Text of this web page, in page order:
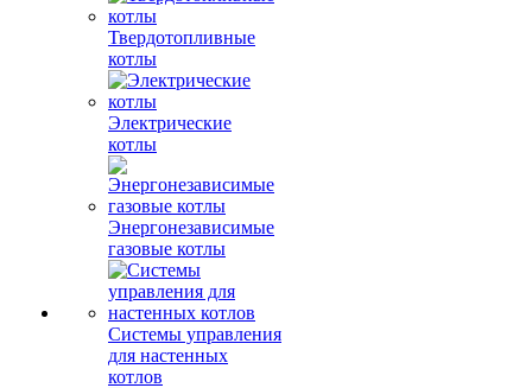
Твердотопливные
котлы
Электрические
котлы
Энергонезависимые
газовые котлы
Системы управления
для настенных
котлов